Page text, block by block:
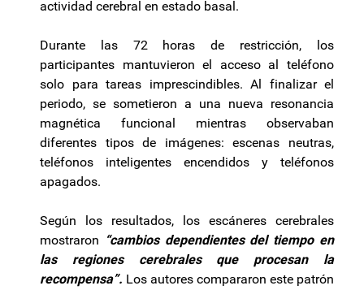
actividad cerebral en estado basal.
Durante las 72 horas de restricción, los
participantes mantuvieron el acceso al teléfono
solo para tareas imprescindibles. Al finalizar el
periodo, se sometieron a una nueva resonancia
magnética funcional mientras observaban
diferentes tipos de imágenes: escenas neutras,
teléfonos inteligentes encendidos y teléfonos
apagados.
Según los resultados, los escáneres cerebrales
mostraron “cambios dependientes del tiempo en
las regiones cerebrales que procesan la
recompensa”. Los autores compararon este patrón